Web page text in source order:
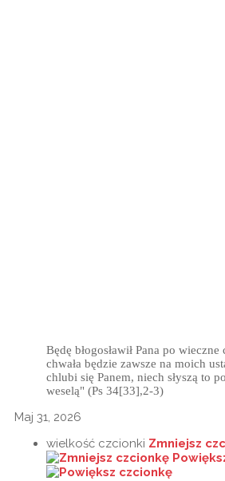
Będę błogosławił Pana po wieczne
chwała będzie zawsze na moich
chlubi się Panem, niech słyszą to
weselą" (Ps 34[33],2-3)
Maj 31, 2026
wielkość czcionki Zmniejsz